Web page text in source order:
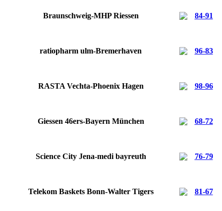
Braunschweig-MHP Riessen 84-91
ratiopharm ulm-Bremerhaven 96-83
RASTA Vechta-Phoenix Hagen 98-96
Giessen 46ers-Bayern München 68-72
Science City Jena-medi bayreuth 76-79
Telekom Baskets Bonn-Walter Tigers 81-67